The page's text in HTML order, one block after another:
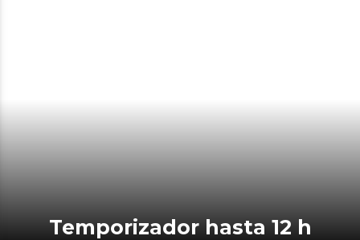
Temporizador hasta 12 h